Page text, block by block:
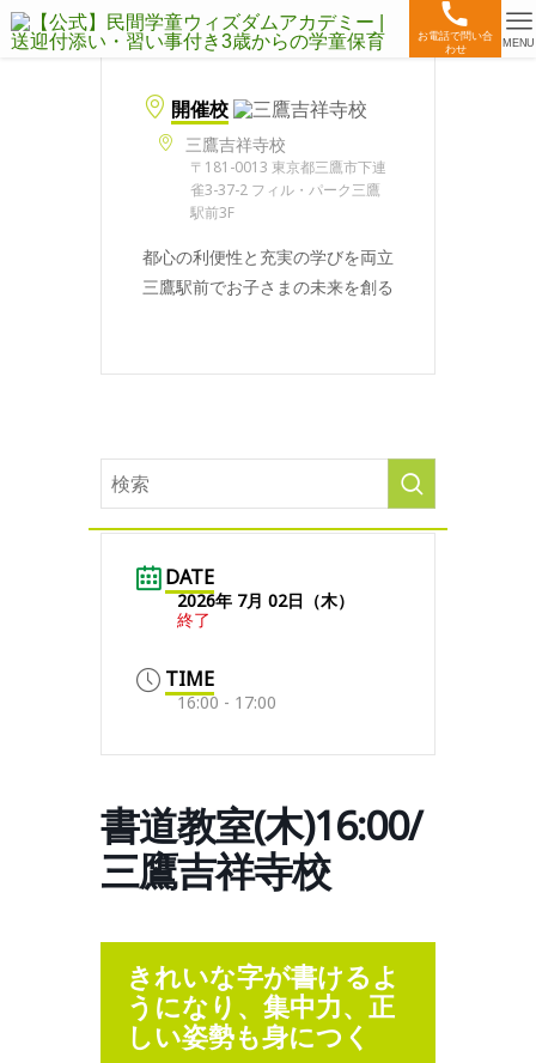
お電話で問い合
わせ
MENU
開催校
三鷹吉祥寺校
〒181-0013 東京都三鷹市下連
雀3-37-2 フィル・パーク三鷹
駅前3F
都心の利便性と充実の学びを両立
三鷹駅前でお子さまの未来を創る
DATE
2026年 7月 02日（木）
終了
TIME
16:00 - 17:00
書道教室(木)16:00/
三鷹吉祥寺校
きれいな字が書けるよ
うになり、集中力、正
しい姿勢も身につく